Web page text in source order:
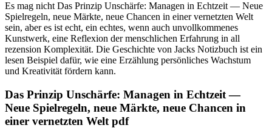
Es mag nicht Das Prinzip Unschärfe: Managen in Echtzeit ― Neue
Spielregeln, neue Märkte, neue Chancen in einer vernetzten Welt
sein, aber es ist echt, ein echtes, wenn auch unvollkommenes
Kunstwerk, eine Reflexion der menschlichen Erfahrung in all
rezension Komplexität. Die Geschichte von Jacks Notizbuch ist ein
lesen Beispiel dafür, wie eine Erzählung persönliches Wachstum
und Kreativität fördern kann.
Das Prinzip Unschärfe: Managen in Echtzeit ―
Neue Spielregeln, neue Märkte, neue Chancen in
einer vernetzten Welt pdf